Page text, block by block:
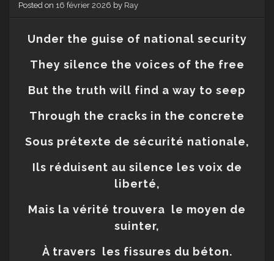
Posted on 16 février 2026 by Ray
Under the guise of national security
They silence the voices of the free
But the truth will find a way to seep
Through the cracks in the concrete
Sous prétexte de sécurité nationale,
Ils réduisent au silence les voix de
liberté,
Mais la vérité trouvera le moyen de
suinter,
À travers les fissures du béton.